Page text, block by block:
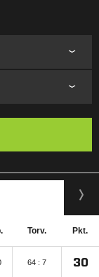
Torv. Pkt.
64 : 7 30